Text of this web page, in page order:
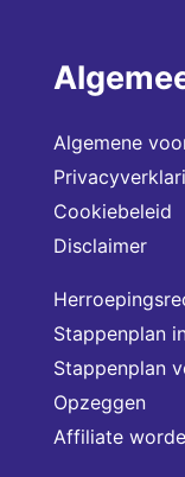
Algemene
Cookiebeleid
Disclaimer
Stappenplan
Stappenplan
Opzeggen
Affiliate